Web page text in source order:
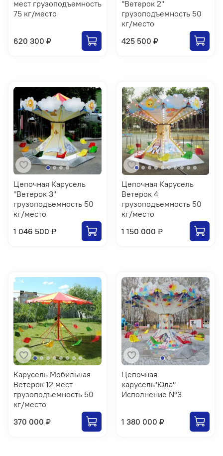
мест грузоподъемность
75 кг/место
620 300 ₽
"Ветерок 2"
грузоподъемность 50
кг/место
425 500 ₽
Цепочная Карусель
"Ветерок 3"
грузоподъемность 50
кг/место
1 046 500 ₽
Цепочная Карусель
Ветерок 4
грузоподъемность 50
кг/место
1 150 000 ₽
Карусель Мобильная
Ветерок 12 мест
грузоподъемность 50
кг/место
370 000 ₽
Цепочная
карусель"Юла"
Исполнение №3
1 380 000 ₽